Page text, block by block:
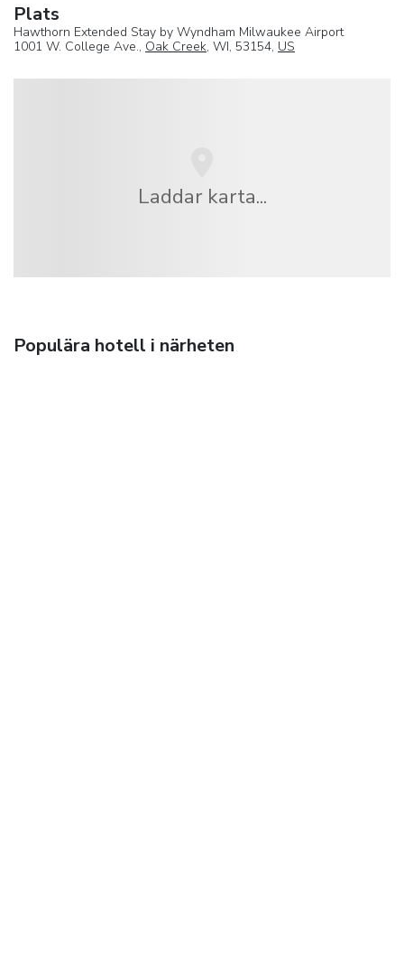
Plats
Hawthorn Extended Stay by Wyndham Milwaukee Airport
1001 W. College Ave., Oak Creek, WI, 53154, US
Laddar karta...
Populära hotell i närheten